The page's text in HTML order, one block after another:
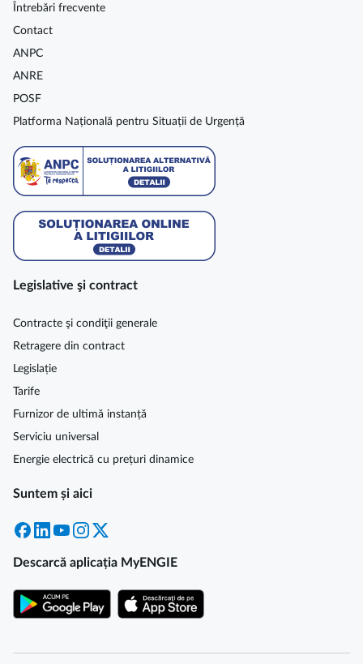
Întrebări frecvente
Contact
ANPC
ANRE
POSF
Platforma Națională pentru Situații de Urgență
Legislative şi contract
Contracte şi condiţii generale
Retragere din contract
Legislație
Tarife
Furnizor de ultimă instanță
Serviciu universal
Energie electrică cu prețuri dinamice
Suntem și aici
Facebook
LinkedInYouTubeInstagram
Descarcă aplicația MyENGIE